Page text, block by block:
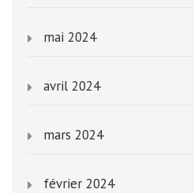
mai 2024
avril 2024
mars 2024
février 2024